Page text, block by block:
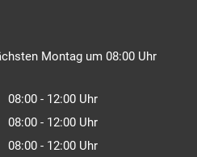
oder Schließzeiten
Montag um 08:00 Uhr
08:00- 12:00Uhr
Von 08:00 bis 12:00 Uhr
08:00- 12:00Uhr
Von 08:00 bis 12:00 Uhr
08:00- 12:00Uhr